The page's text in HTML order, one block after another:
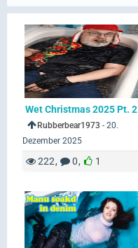
Wet Christmas 2025 Pt. 2
Rubberbear1973 - 20.
Dezember 2025
222 0 1